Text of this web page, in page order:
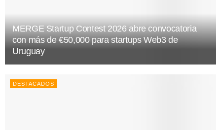
MERGE Startup Contest 2026 abre convocatoria
con más de €50,000 para startups Web3 de
Uruguay
DESTACADOS